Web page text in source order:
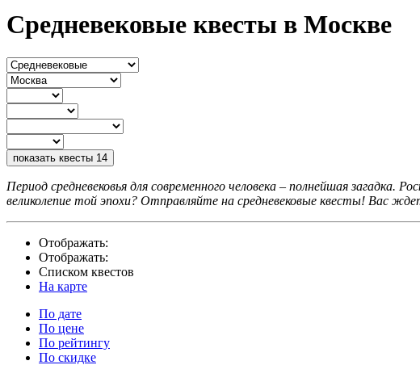
Средневековые квесты в Москве
показать квесты 14
Период средневековья для современного человека – полнейшая
великолепие той эпохи? Отправляйте на средневековые квесты! Вас
Отображать:
Отображать:
Списком квестов
На карте
По дате
По цене
По рейтингу
По скидке